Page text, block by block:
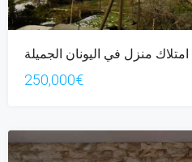
250,000€